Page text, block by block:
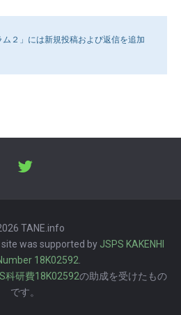
２」には新規投稿および返信を追加
TANE.info
was supported by JSPS KAKENHI
18K02592
科研費18K02592の助成を受けたもの
です。